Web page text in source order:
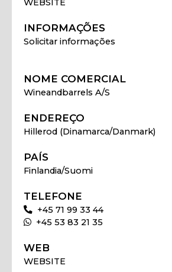
WEBSITE
INFORMAÇÕES
Solicitar informações
NOME COMERCIAL
Wineandbarrels A/S
ENDEREÇO
Hillerod (Dinamarca/Danmark)
PAÍS
Finlandia/Suomi
TELEFONE
+45 71 99 33 44
+45 53 83 21 35
WEB
WEBSITE